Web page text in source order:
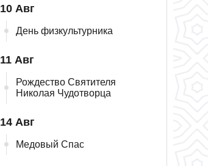
10 Авг
День физкультурника
11 Авг
Рождество Святителя
Николая Чудотворца
14 Авг
Медовый Спас